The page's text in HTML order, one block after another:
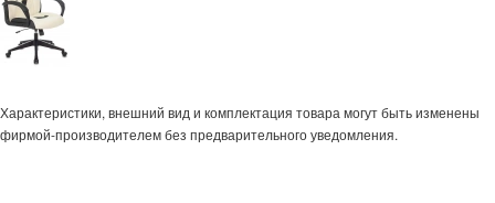
Характеристики, внешний вид и комплектация товара могут быть изменены
фирмой-производителем без предварительного уведомления.